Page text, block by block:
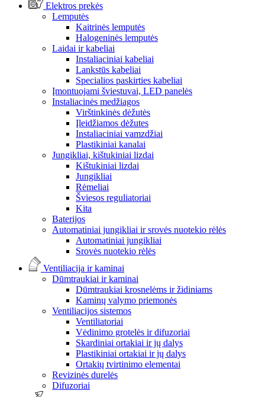
Elektros prekės
Lemputės
Kaitrinės lemputės
Halogeninės lemputės
Laidai ir kabeliai
Instaliaciniai kabeliai
Lankstūs kabeliai
Specialios paskirties kabeliai
Įmontuojami šviestuvai, LED panelės
Instaliacinės medžiagos
Virštinkinės dėžutės
Įleidžiamos dėžutes
Instaliaciniai vamzdžiai
Plastikiniai kanalai
Jungikliai, kištukiniai lizdai
Kištukiniai lizdai
Jungikliai
Rėmeliai
Šviesos reguliatoriai
Kita
Baterijos
Automatiniai jungikliai ir srovės nuotekio rėlės
Automatiniai jungikliai
Srovės nuotekio rėlės
Ventiliacija ir kaminai
Dūmtraukiai ir kaminai
Dūmtraukiai krosnelėms ir židiniams
Kaminų valymo priemonės
Ventiliacijos sistemos
Ventiliatoriai
Vėdinimo grotelės ir difuzoriai
Skardiniai ortakiai ir jų dalys
Plastikiniai ortakiai ir jų dalys
Ortakių tvirtinimo elementai
Revizinės durelės
Difuzoriai